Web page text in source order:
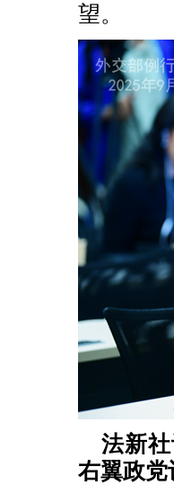
望。
法新
右翼政党